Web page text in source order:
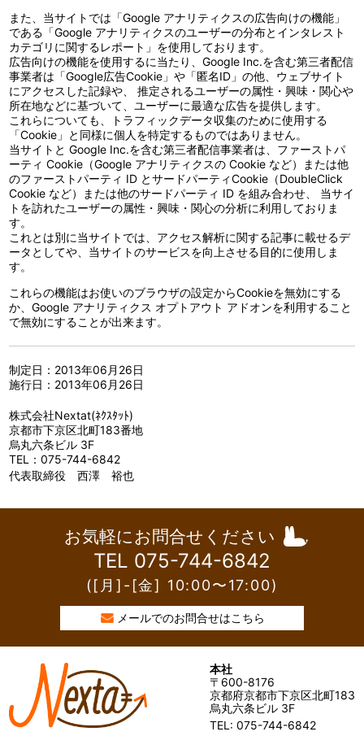
また、当サイトでは「Google アナリティクスの広告向けの機能」
である「Google アナリティクスのユーザーの分布とインタレスト
カテゴリに関するレポート」を使用しております。
広告向けの機能を使用するに当たり、Google Inc.を含む第三者配信
事業者は「Google広告Cookie」や「匿名ID」の他、ウェブサイト
にアクセスした記録や、 推定されるユーザーの属性・興味・関心や
所在地などに基づいて、ユーザーに最適な広告を提供します。
これらについても、トラフィックデータ収集のために使用する
「Cookie」と同様に個人を特定するものではありません。
当サイトと Google Inc.を含む第三者配信事業者は、ファーストパ
ーティ Cookie（Google アナリティクスの Cookie など）または他
のファーストパーティ ID とサードパーティCookie（DoubleClick
Cookie など）または他のサードパーティ ID を組み合わせ、 当サイ
トを訪れたユーザーの属性・興味・関心の分析に利用しておりま
す。
これとは別に当サイトでは、アクセス解析に関する記事に載せるデ
ータとしてや、当サイトのサービスを向上させる目的に使用しま
す。
これらの機能はお使いのブラウザの設定からCookieを無効にする
か、Google アナリティクス オプトアウト アドオンを利用すること
で無効にすることが出来ます。
制定日：2013年06月26日
施行日：2013年06月26日
株式会社Nextat(ﾈｸｽﾀｯﾄ)
京都市下京区北町183番地
烏丸六条ビル 3F
TEL：075-744-6842
代表取締役 西澤 裕也
お気軽にお問合せください
TEL 075-744-6842
([月]-[金] 10:00〜17:00)
メールでのお問合せはこちら
本社
〒600-8176
京都府京都市下京区北町183
烏丸六条ビル 3F
TEL: 075-744-6842